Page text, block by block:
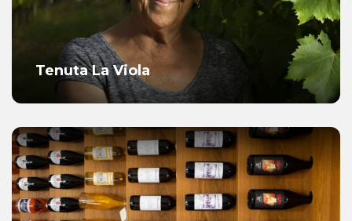
Tenuta La Viola